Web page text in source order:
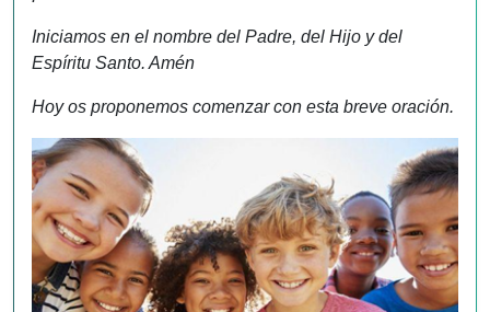
Iniciamos en el nombre del Padre, del Hijo y del
Espíritu Santo. Amén
Hoy os proponemos comenzar con esta breve oración.